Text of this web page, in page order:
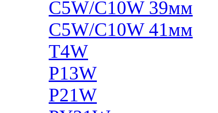
C5W/C10W 39мм
C5W/C10W 41мм
T4W
P13W
P21W